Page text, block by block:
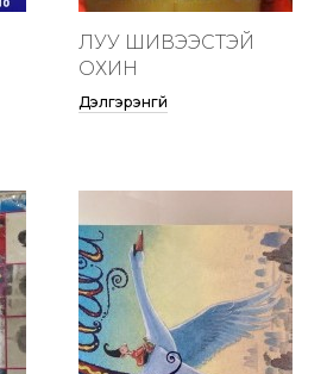
ЛУУ ШИВЭЭСТЭЙ
ОХИН
Дэлгэрэнгүй